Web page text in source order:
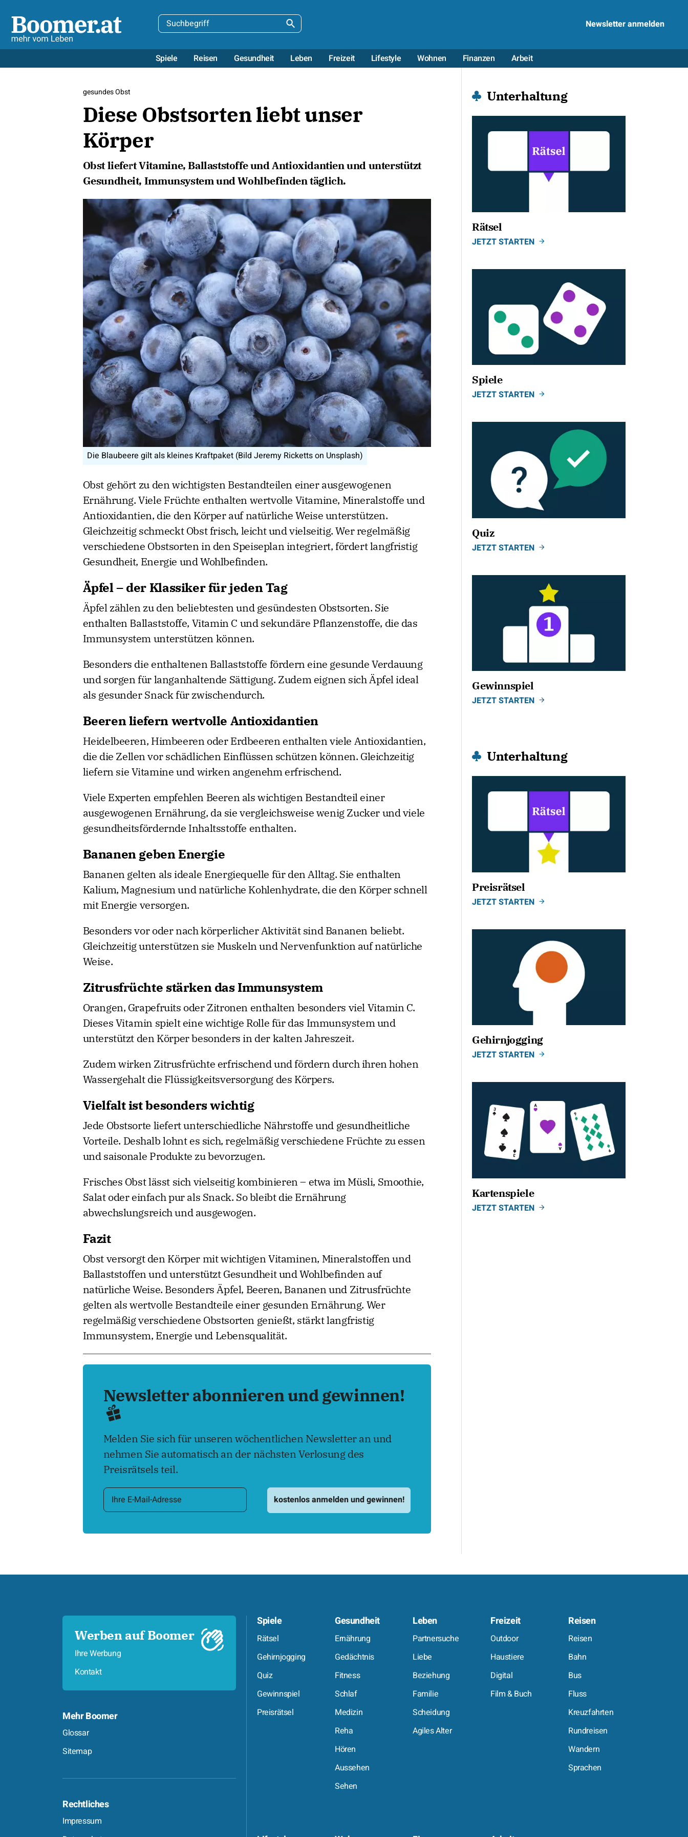
Newsletter anmelden
Spiele Reisen Gesundheit Leben Freizeit Lifestyle Wohnen Finanzen Arbeit
gesundes Obst
Diese Obstsorten liebt unser
Körper
Obst liefert Vitamine, Ballaststoffe und Antioxidantien und unterstützt
Gesundheit, Immunsystem und Wohlbefinden täglich.
Die Blaubeere gilt als kleines Kraftpaket (Bild Jeremy Ricketts on Unsplash)
Obst gehört zu den wichtigsten Bestandteilen einer ausgewogenen
Ernährung. Viele Früchte enthalten wertvolle Vitamine, Mineralstoffe und
Antioxidantien, die den Körper auf natürliche Weise unterstützen.
Gleichzeitig schmeckt Obst frisch, leicht und vielseitig. Wer regelmäßig
verschiedene Obstsorten in den Speiseplan integriert, fördert langfristig
Gesundheit, Energie und Wohlbefinden.
Äpfel – der Klassiker für jeden Tag
Äpfel zählen zu den beliebtesten und gesündesten Obstsorten. Sie
enthalten Ballaststoffe, Vitamin C und sekundäre Pflanzenstoffe, die das
Immunsystem unterstützen können.
Besonders die enthaltenen Ballaststoffe fördern eine gesunde Verdauung
und sorgen für langanhaltende Sättigung. Zudem eignen sich Äpfel ideal
als gesunder Snack für zwischendurch.
Beeren liefern wertvolle Antioxidantien
Heidelbeeren, Himbeeren oder Erdbeeren enthalten viele Antioxidantien,
die die Zellen vor schädlichen Einflüssen schützen können. Gleichzeitig
liefern sie Vitamine und wirken angenehm erfrischend.
Viele Experten empfehlen Beeren als wichtigen Bestandteil einer
ausgewogenen Ernährung, da sie vergleichsweise wenig Zucker und viele
gesundheitsfördernde Inhaltsstoffe enthalten.
Bananen geben Energie
Bananen gelten als ideale Energiequelle für den Alltag. Sie enthalten
Kalium, Magnesium und natürliche Kohlenhydrate, die den Körper schnell
mit Energie versorgen.
Besonders vor oder nach körperlicher Aktivität sind Bananen beliebt.
Gleichzeitig unterstützen sie Muskeln und Nervenfunktion auf natürliche
Weise.
Zitrusfrüchte stärken das Immunsystem
Orangen, Grapefruits oder Zitronen enthalten besonders viel Vitamin C.
Dieses Vitamin spielt eine wichtige Rolle für das Immunsystem und
unterstützt den Körper besonders in der kalten Jahreszeit.
Zudem wirken Zitrusfrüchte erfrischend und fördern durch ihren hohen
Wassergehalt die Flüssigkeitsversorgung des Körpers.
Vielfalt ist besonders wichtig
Jede Obstsorte liefert unterschiedliche Nährstoffe und gesundheitliche
Vorteile. Deshalb lohnt es sich, regelmäßig verschiedene Früchte zu essen
und saisonale Produkte zu bevorzugen.
Frisches Obst lässt sich vielseitig kombinieren – etwa im Müsli, Smoothie,
Salat oder einfach pur als Snack. So bleibt die Ernährung
abwechslungsreich und ausgewogen.
Fazit
Obst versorgt den Körper mit wichtigen Vitaminen, Mineralstoffen und
Ballaststoffen und unterstützt Gesundheit und Wohlbefinden auf
natürliche Weise. Besonders Äpfel, Beeren, Bananen und Zitrusfrüchte
gelten als wertvolle Bestandteile einer gesunden Ernährung. Wer
regelmäßig verschiedene Obstsorten genießt, stärkt langfristig
Immunsystem, Energie und Lebensqualität.
Newsletter abonnieren und gewinnen!
Melden Sie sich für unseren wöchentlichen Newsletter an und
nehmen Sie automatisch an der nächsten Verlosung des
Preisrätsels teil.
Unterhaltung
Rätsel
JETZT STARTEN
Spiele
JETZT STARTEN
Quiz
JETZT STARTEN
Gewinnspiel
JETZT STARTEN
Unterhaltung
Preisrätsel
JETZT STARTEN
Gehirnjogging
JETZT STARTEN
Kartenspiele
JETZT STARTEN
Werben auf Boomer
Ihre Werbung
Kontakt
Mehr Boomer
Glossar
Sitemap
Rechtliches
Impressum
Spiele
Rätsel
Gehirnjogging
Quiz
Gewinnspiel
Preisrätsel
Gesundheit
Ernährung
Gedächtnis
Fitness
Schlaf
Medizin
Reha
Hören
Aussehen
Sehen
Leben
Partnersuche
Liebe
Beziehung
Familie
Scheidung
Agiles Alter
Freizeit
Outdoor
Haustiere
Digital
Film & Buch
Reisen
Reisen
Bahn
Bus
Fluss
Kreuzfahrten
Rundreisen
Wandern
Sprachen